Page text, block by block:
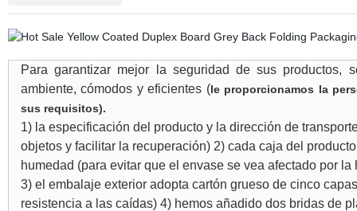
Para garantizar mejor la seguridad de sus productos,
ambiente, cómodos y eficientes (le proporcionamos la
sus requisitos).
1) la especificación del producto y la dirección de
objetos y facilitar la recuperación) 2) cada caja del
humedad (para evitar que el envase se vea afectado por
3) el embalaje exterior adopta cartón grueso de cinco
resistencia a las caídas) 4) hemos añadido dos bridas de